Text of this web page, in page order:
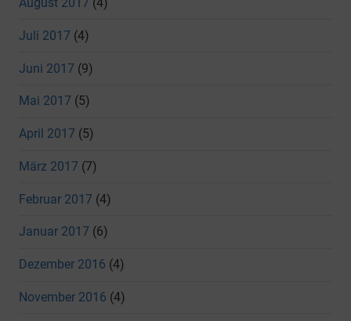
Juli 2017 (4)
Juni 2017 (9)
Mai 2017 (5)
April 2017 (5)
März 2017 (7)
Februar 2017 (4)
Januar 2017 (6)
Dezember 2016 (4)
November 2016 (4)